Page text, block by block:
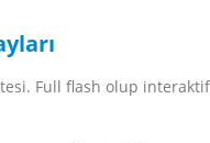
Full flash olup